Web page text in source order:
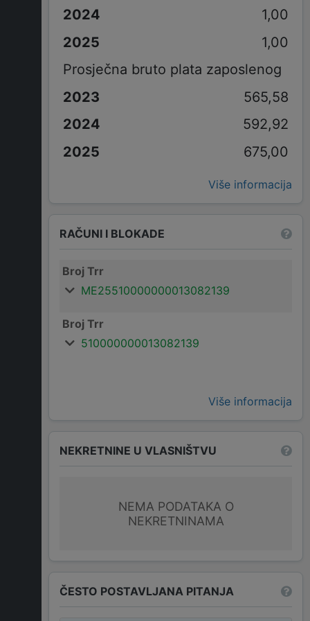
1,00
1,00
Prosječna bruto plata zaposlenog
565,58
592,92
675,00
Više informacija
RAČUNI I BLOKADE
Broj Trr
ME25510000000013082139
Broj Trr
510000000013082139
Više informacija
NEKRETNINE U VLASNIŠTVU
NEMA PODATAKA O
NEKRETNINAMA
ČESTO POSTAVLJANA PITANJA